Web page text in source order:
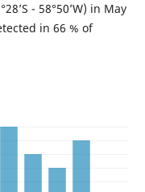
- 58°50’W) in May
in 66 % of